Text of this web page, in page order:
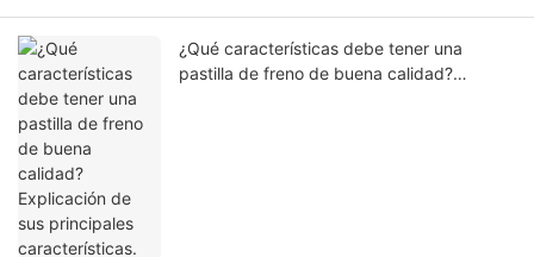
¿Qué características debe tener una
pastilla de freno de buena calidad?